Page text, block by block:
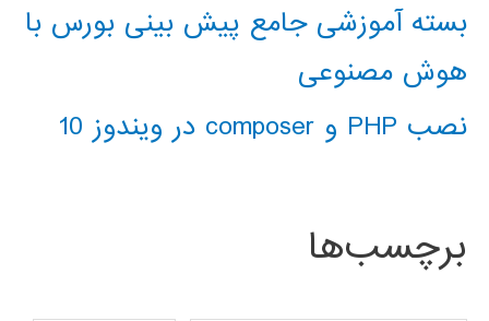
بسته آموزشی جامع پیش بینی بورس با
هوش مصنوعی
نصب PHP و composer در ویندوز 10
برچسب‌ها